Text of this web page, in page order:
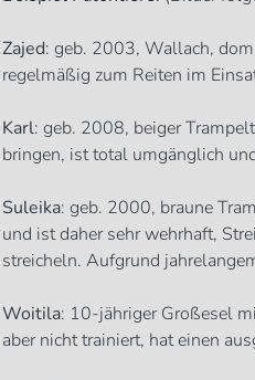
Zajed: geb. 2003, Wallach,
regelmäßig zum Reiten im
Karl: geb. 2008, beiger
bringen, ist total umgänglich
Suleika: geb. 2000, braune
und ist daher sehr wehrhaft,
streicheln. Aufgrund
Woitila: 10-jähriger Großesel
aber nicht trainiert, hat einen